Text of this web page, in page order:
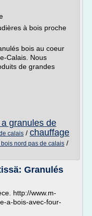
à bois proche
bois au coeur
Calais. Nous
de grandes
granules de
calais / chauffage
nord pas de calais /
Granulés
http://www.m-
a-bois-avec-four-